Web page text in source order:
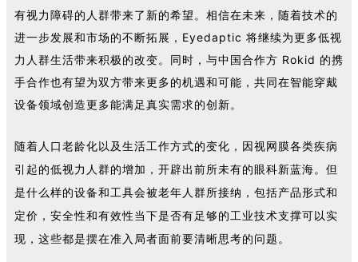
有视力障碍的人群带来了新的希望。相信在未来，随着技术的
进一步发展和市场的不断拓展，Eyedaptic 将继续为更多低视
力人群生活带来积极的改变。同时，与中国合作方 Rokid 的携
手合作也有望为双方带来更多的机遇和可能，共同在智能穿戴
设备领域创造更多能满足真实需求的创新。
随着人口老龄化以及生活工作方式的变化，因视网膜各类疾病
引起的低视力人群的增加，开辟出前所未有的眼科新蓝海。但
是什么样的设备和工具会被老年人群所接纳，包括产品形式和
定价，安全性和有效性当下是否有足够的工业技术支撑可以实
现，这些都是摆在准入局者面前要清晰思考的问题。